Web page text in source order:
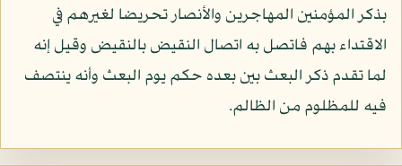
بذكر المؤمنين المهاجرين والأنصار تحريضا لغيرهم في
الاقتداء بهم فاتصل به اتصال النقيض بالنقيض وقيل إنه
لما تقدم ذكر البعث بين بعده حكم يوم البعث وأنه ينتصف
فيه للمظلوم من الظالم.